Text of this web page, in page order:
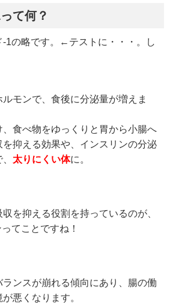
て何？
-1の略です。←テストに・・・。し
モンで、食後に分泌量が増えま
食べ物をゆっくりと胃から小腸へ
抑える効果や、インスリンの分泌
太りにくい体に。
を抑える役割を持っているのが、
てことですね！
ンスが崩れる傾向にあり、腸の働
悪くなります。